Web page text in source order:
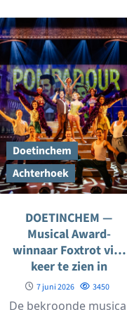
Doetinchem
Achterhoek
DOETINCHEM —
Musical Award-
winnaar Foxtrot vier
keer te zien in
Amphion
7 juni 2026 3450
De bekroonde